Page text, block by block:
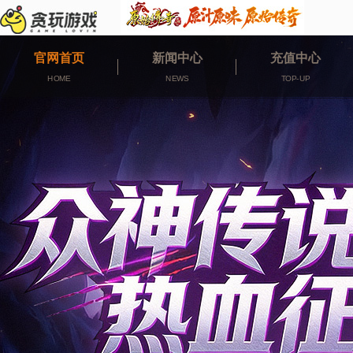
官网首页
HOME
新闻中心
NEWS
充值中心
TOP-UP